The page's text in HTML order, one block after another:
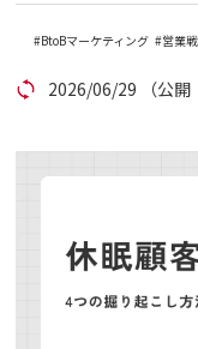
メディア
アカウント発行
資料ダウンロード
BtoBマーケティング 営業
2026/06/29 （公